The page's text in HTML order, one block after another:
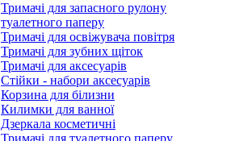
Тримачі для запасного рулону
туалетного паперу
Тримачі для освіжувача повітря
Тримачі для зубних щіток
Тримачі для аксесуарів
Стійки - набори аксесуарів
Корзина для білизни
Килимки для ванної
Дзеркала косметичні
Тримачі для туалетного паперу